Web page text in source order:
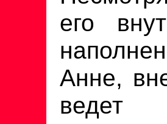
его
Анне,